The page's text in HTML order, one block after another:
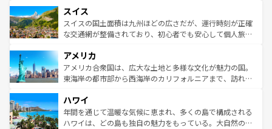
れる地方に足を運ぶとそれぞれで全く異なる文化を体験で
きるだろう。 なお、新着のフランス情報はコンテンツ一覧
を参照してほしい。
は、お酒好きな人にはぜひ体験してほしい。 なお、新着の
ドイツ情報はコンテンツ一覧を参照してほしい。
リアごとに異なる魅力がある。また、優雅なアフタヌーン
ティー、ビール好きにはたまらない英国パブ、サッカー観
戦など、本場だからこそできる体験も豊富。イギリスを旅
ンツ一覧を参照してほしい。
スイス
スイスの国土面積は九州ほどの広さだが、運行時刻が正確
な交通網が整備されており、初心者でも安心して個人旅行
の建物がそのまま残る町や、スイスならではのユニークな
博物館もあり、アルプス観光だけでなく町歩きも満喫する
ことができる。国民の所得が高いため物価も高いが、旅行
ば市内交通費無料で観光を楽しむこともできる。 なお、新
着のスイス情報はコンテンツ一覧 を参照してほしい。
アメリカ
アメリカ合衆国は、広大な土地と多様な文化が魅力の国。
東海岸の都市部から西海岸のカリフォルニアまで、訪れる
のような巨大都市は、観光、ショッピング、エンターテイ
ンメントが詰まった刺激的なスポットだ。一方、アメリカ
西部には大自然が広がり、グランドキャニオンやイエロー
ハワイ
年間を通じて温暖な気候に恵まれ、多くの島で構成される
ハワイは、どの島も独自の魅力をもっている。大自然の神